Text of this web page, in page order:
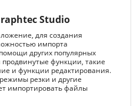
Studio
для создания
импорта
других популярных
функции, такие
и функции редактирования.
резки и другие
импортировать файлы